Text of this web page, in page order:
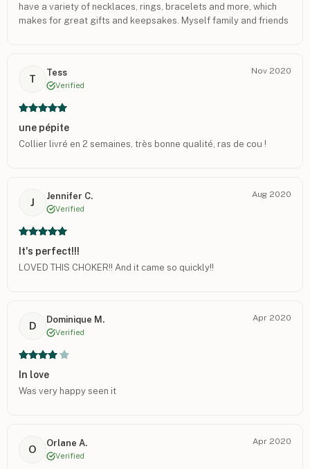
have a variety of necklaces, rings, bracelets and more, which
makes for great gifts and keepsakes. Myself family and friends
T
Tess
Verified
Nov 2020
une pépite
Collier livré en 2 semaines, très bonne qualité, ras de cou !
J
Jennifer C.
Verified
Aug 2020
It's perfect!!!
LOVED THIS CHOKER!! And it came so quickly!!
D
Dominique M.
Verified
Apr 2020
In love
Was very happy seen it
O
Orlane A.
Verified
Apr 2020